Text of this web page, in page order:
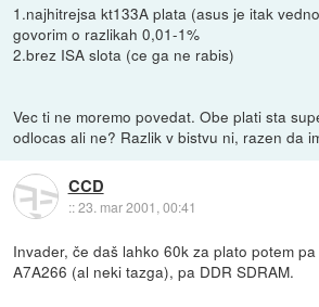
1.najhitrejsa kt133A plata (asus je itak
govorim o razlikah 0,01-1%
2.brez ISA slota (ce ga ne rabis)
Vec ti ne moremo povedat. Obe plati sta
odlocas ali ne? Razlik v bistvu ni, razen da
CCD
::23. mar 2001, 00:41
Invader, če daš lahko 60k za plato potem
A7A266 (al neki tazga), pa DDR SDRAM.